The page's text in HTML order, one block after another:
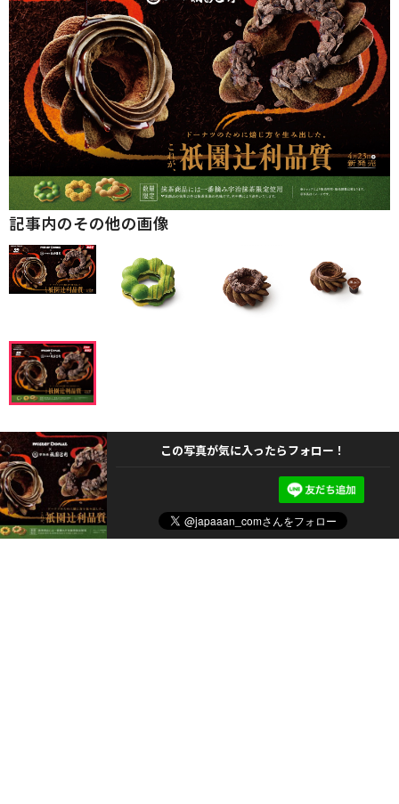
記事内のその他の画像
この写真が気に入ったらフォロー！